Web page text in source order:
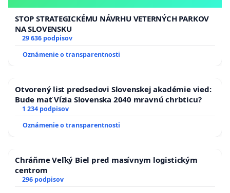
STOP STRATEGICKÉMU NÁVRHU VETERNÝCH PARKOV
NA SLOVENSKU
29 636 podpisov
Oznámenie o transparentnosti
Otvorený list predsedovi Slovenskej akadémie vied:
Bude mať Vízia Slovenska 2040 mravnú chrbticu?
1 234 podpisov
Oznámenie o transparentnosti
Chráňme Veľký Biel pred masívnym logistickým
centrom
296 podpisov